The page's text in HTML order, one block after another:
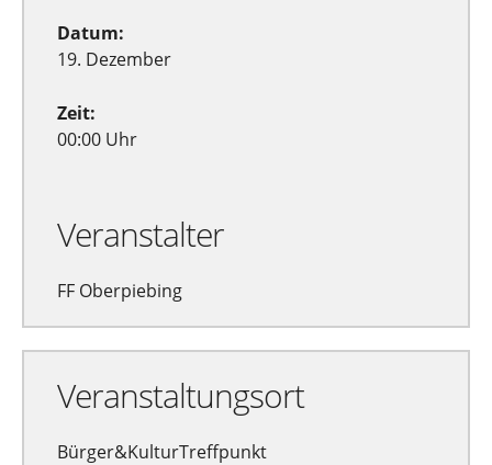
Datum:
19. Dezember
Zeit:
00:00 Uhr
Veranstalter
FF Oberpiebing
Veranstaltungsort
Bürger&KulturTreffpunkt